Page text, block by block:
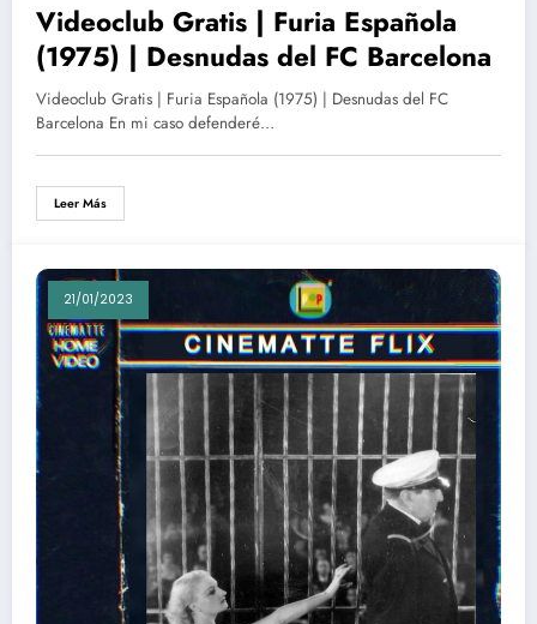
Videoclub Gratis | Furia Española
(1975) | Desnudas del FC Barcelona
Videoclub Gratis | Furia Española (1975) | Desnudas del FC
Barcelona En mi caso defenderé…
Leer Más
21/01/2023